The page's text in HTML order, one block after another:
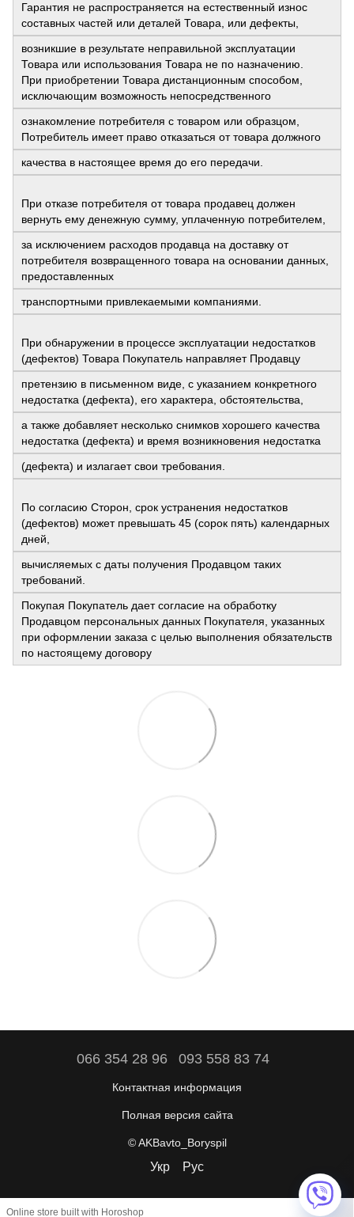
Гарантия не распространяется на естественный износ
составных частей или деталей Товара, или дефекты,
возникшие в результате неправильной эксплуатации
Товара или использования Товара не по назначению.
При приобретении Товара дистанционным способом,
исключающим возможность непосредственного
ознакомление потребителя с товаром или образцом,
Потребитель имеет право отказаться от товара должного
качества в настоящее время до его передачи.
При отказе потребителя от товара продавец должен
вернуть ему денежную сумму, уплаченную потребителем,
за исключением расходов продавца на доставку от
потребителя возвращенного товара на основании данных,
предоставленных
транспортными привлекаемыми компаниями.
При обнаружении в процессе эксплуатации недостатков
(дефектов) Товара Покупатель направляет Продавцу
претензию в письменном виде, с указанием конкретного
недостатка (дефекта), его характера, обстоятельства,
а также добавляет несколько снимков хорошего качества
недостатка (дефекта) и время возникновения недостатка
(дефекта) и излагает свои требования.
По согласию Сторон, срок устранения недостатков
(дефектов) может превышать 45 (сорок пять) календарных
дней,
вычисляемых с даты получения Продавцом таких
требований.
Покупая Покупатель дает согласие на обработку
Продавцом персональных данных Покупателя, указанных
при оформлении заказа с целью выполнения обязательств
по настоящему договору
066 354 28 96 093 558 83 74
Контактная информация
Полная версия сайта
© AKBavto_Boryspil
Укр Рус
Online store built with Horoshop